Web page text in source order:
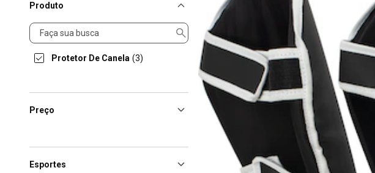
Produto
Produto
Protetor De Canela (3)
Preço
Esportes